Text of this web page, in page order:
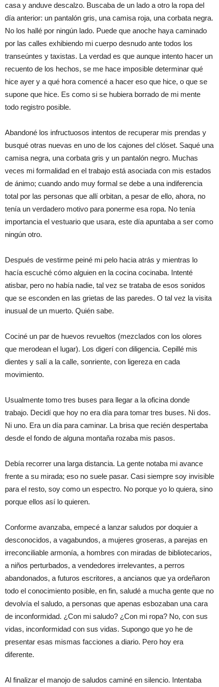
casa y anduve descalzo. Buscaba de un lado a otro la ropa del
día anterior: un pantalón gris, una camisa roja, una corbata negra.
No los hallé por ningún lado. Puede que anoche haya caminado
por las calles exhibiendo mi cuerpo desnudo ante todos los
transeúntes y taxistas. La verdad es que aunque intento hacer un
recuento de los hechos, se me hace imposible determinar qué
hice ayer y a qué hora comencé a hacer eso que hice, o que se
supone que hice. Es como si se hubiera borrado de mi mente
todo registro posible.
Abandoné los infructuosos intentos de recuperar mis prendas y
busqué otras nuevas en uno de los cajones del clóset. Saqué una
camisa negra, una corbata gris y un pantalón negro. Muchas
veces mi formalidad en el trabajo está asociada con mis estados
de ánimo; cuando ando muy formal se debe a una indiferencia
total por las personas que allí orbitan, a pesar de ello, ahora, no
tenía un verdadero motivo para ponerme esa ropa. No tenía
importancia el vestuario que usara, este día apuntaba a ser como
ningún otro.
Después de vestirme peiné mi pelo hacia atrás y mientras lo
hacía escuché cómo alguien en la cocina cocinaba. Intenté
atisbar, pero no había nadie, tal vez se trataba de esos sonidos
que se esconden en las grietas de las paredes. O tal vez la visita
inusual de un muerto. Quién sabe.
Cociné un par de huevos revueltos (mezclados con los olores
que merodean el lugar). Los digerí con diligencia. Cepillé mis
dientes y salí a la calle, sonriente, con ligereza en cada
movimiento.
Usualmente tomo tres buses para llegar a la oficina donde
trabajo. Decidí que hoy no era día para tomar tres buses. Ni dos.
Ni uno. Era un día para caminar. La brisa que recién despertaba
desde el fondo de alguna montaña rozaba mis pasos.
Debía recorrer una larga distancia. La gente notaba mi avance
frente a su mirada; eso no suele pasar. Casi siempre soy invisible
para el resto, soy como un espectro. No porque yo lo quiera, sino
porque ellos así lo quieren.
Conforme avanzaba, empecé a lanzar saludos por doquier a
desconocidos, a vagabundos, a mujeres groseras, a parejas en
irreconciliable armonía, a hombres con miradas de bibliotecarios,
a niños perturbados, a vendedores irrelevantes, a perros
abandonados, a futuros escritores, a ancianos que ya ordeñaron
todo el conocimiento posible, en fin, saludé a mucha gente que no
devolvía el saludo, a personas que apenas esbozaban una cara
de inconformidad. ¿Con mi saludo? ¿Con mi ropa? No, con sus
vidas, inconformidad con sus vidas. Supongo que yo he de
presentar esas mismas facciones a diario. Pero hoy era
diferente.
Al finalizar el manojo de saludos caminé en silencio. Intentaba